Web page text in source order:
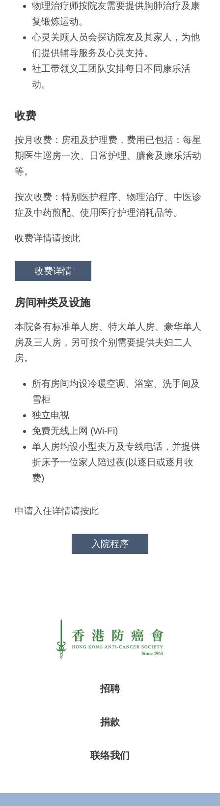
物理治疗师按院友需要提供胸肺治疗及康
复锻炼运动。
心灵关顾人员会探访院友及其家人，为他
们提供辅导服务及心灵支持。
社工带领义工团队安排每日不同康乐活
动。
收费
按月收费：房租及护理费，费用已包括：每星
期医生巡房一次、日常护理、膳食及康乐活动
等。
按次收费：特别医护程序、物理治疗、中医诊
症及中药煎配、使用医疗护理消耗品等。
收费详情请按此
收费详情
房间种类及设施
本院备有标准单人房、特大单人房、豪华单人
房及三人房，另可按个别需要提供夫妇二人
房。
所有房间均设冷暖空调、浴室、洗手间及
雪柜
独立电视
免费无线上网 (Wi-Fi)
单人房均设小型夹万及专线电话，并提供
折床予一位家人陪过夜(以逐日或逐月收
费)
申请入住详情请按此
入院程序
招聘
捐款
联络我们